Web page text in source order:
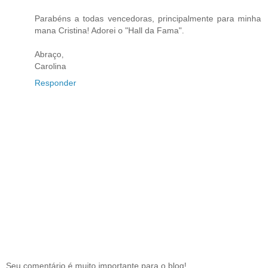
Parabéns a todas vencedoras, principalmente para minha
mana Cristina! Adorei o "Hall da Fama".
Abraço,
Carolina
Responder
Seu comentário é muito importante para o blog!